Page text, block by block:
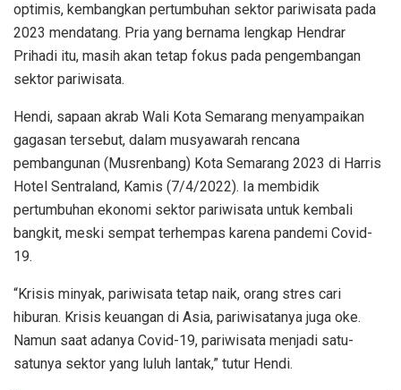
optimis, kembangkan pertumbuhan sektor pariwisata pada
2023 mendatang. Pria yang bernama lengkap Hendrar
Prihadi itu, masih akan tetap fokus pada pengembangan
sektor pariwisata.
Hendi, sapaan akrab Wali Kota Semarang menyampaikan
gagasan tersebut, dalam musyawarah rencana
pembangunan (Musrenbang) Kota Semarang 2023 di Harris
Hotel Sentraland, Kamis (7/4/2022). Ia membidik
pertumbuhan ekonomi sektor pariwisata untuk kembali
bangkit, meski sempat terhempas karena pandemi Covid-
19.
“Krisis minyak, pariwisata tetap naik, orang stres cari
hiburan. Krisis keuangan di Asia, pariwisatanya juga oke.
Namun saat adanya Covid-19, pariwisata menjadi satu-
satunya sektor yang luluh lantak,” tutur Hendi.